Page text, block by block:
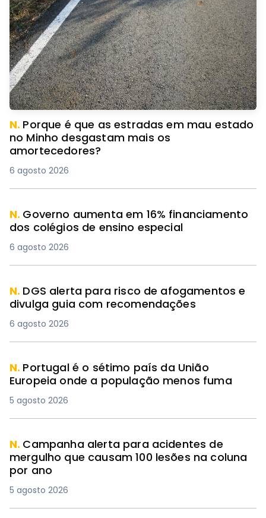
N. Porque é que as estradas em mau estado
no Minho desgastam mais os
amortecedores?
6 agosto 2026
N. Governo aumenta em 16% financiamento
dos colégios de ensino especial
6 agosto 2026
N. DGS alerta para risco de afogamentos e
divulga guia com recomendações
6 agosto 2026
N. Portugal é o sétimo país da União
Europeia onde a população menos fuma
5 agosto 2026
N. Campanha alerta para acidentes de
mergulho que causam 100 lesões na coluna
por ano
5 agosto 2026